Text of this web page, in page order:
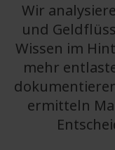
Wir
und
Wissen im
mehr
ermitteln